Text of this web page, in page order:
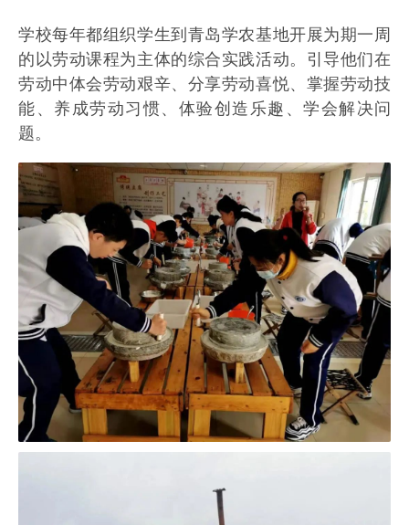
学校每年都组织学生到青岛学农基地开展为期一周
的以劳动课程为主体的综合实践活动。引导他们在
劳动中体会劳动艰辛、分享劳动喜悦、掌握劳动技
能、养成劳动习惯、体验创造乐趣、学会解决问
题。